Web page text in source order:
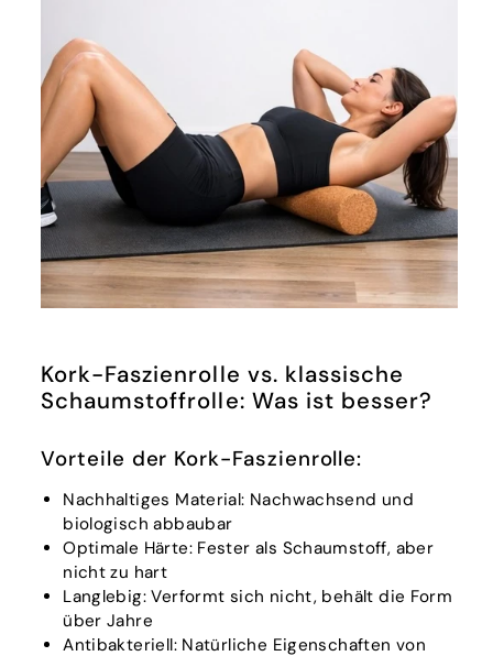
Kork-Faszienrolle vs. klassische
Schaumstoffrolle: Was ist besser?
Vorteile der Kork-Faszienrolle:
Nachhaltiges Material: Nachwachsend und
biologisch abbaubar
Optimale Härte: Fester als Schaumstoff, aber
nicht zu hart
Langlebig: Verformt sich nicht, behält die Form
über Jahre
Antibakteriell: Natürliche Eigenschaften von